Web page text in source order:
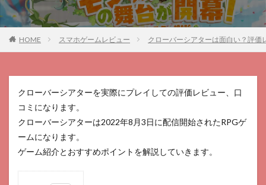
HOME スマホゲームレビュー クローバーシアターは面白い？評価
クローバーシアターを実際にプレイしての評価レビュー、口
コミになります。
クローバーシアターは2022年8月3日に配信開始されたRPGゲ
ームになります。
ゲーム紹介とおすすめポイントを解説していきます。